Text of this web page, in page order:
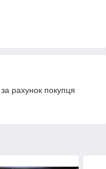
рахунок покупця